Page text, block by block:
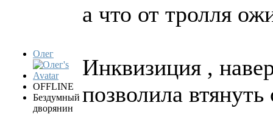
Олег
OFFLINE
Бездумный
дворянин
а что от тролля
Инквизиция ,
позволила втянуть